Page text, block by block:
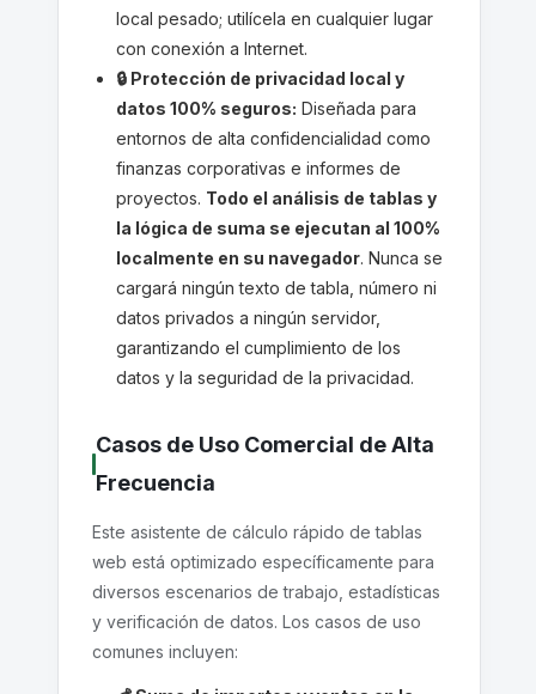
local pesado; utilícela en cualquier lugar
con conexión a Internet.
🔒 Protección de privacidad local y
datos 100% seguros: Diseñada para
entornos de alta confidencialidad como
finanzas corporativas e informes de
proyectos. Todo el análisis de tablas y
la lógica de suma se ejecutan al 100%
localmente en su navegador. Nunca se
cargará ningún texto de tabla, número ni
datos privados a ningún servidor,
garantizando el cumplimiento de los
datos y la seguridad de la privacidad.
Casos de Uso Comercial de Alta
Frecuencia
Este asistente de cálculo rápido de tablas
web está optimizado específicamente para
diversos escenarios de trabajo, estadísticas
y verificación de datos. Los casos de uso
comunes incluyen: